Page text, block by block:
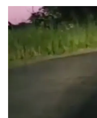
sprawiają, że są
przykuwających
tej magicznej chwili
charakterystyczne
dodatkowo dodają
Niestety czasem
stworzenia po